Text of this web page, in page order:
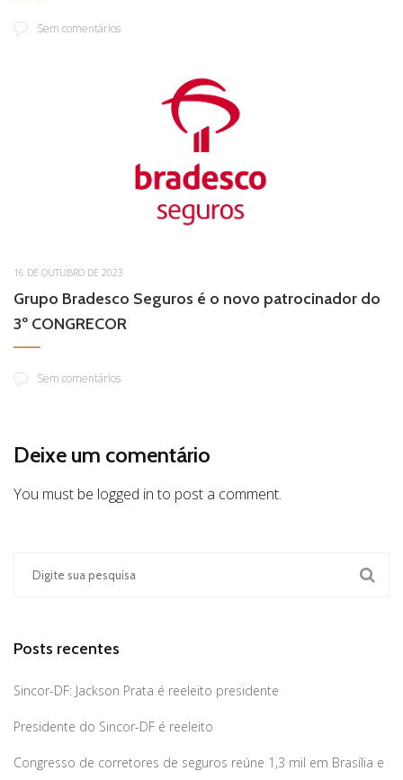
Sem comentários
16 DE OUTUBRO DE 2023
Grupo Bradesco Seguros é o novo patrocinador do
3º CONGRECOR
Sem comentários
Deixe um comentário
You must be logged in to post a comment.
Posts recentes
Sincor-DF: Jackson Prata é reeleito presidente
Presidente do Sincor-DF é reeleito
Congresso de corretores de seguros reúne 1,3 mil em Brasília e